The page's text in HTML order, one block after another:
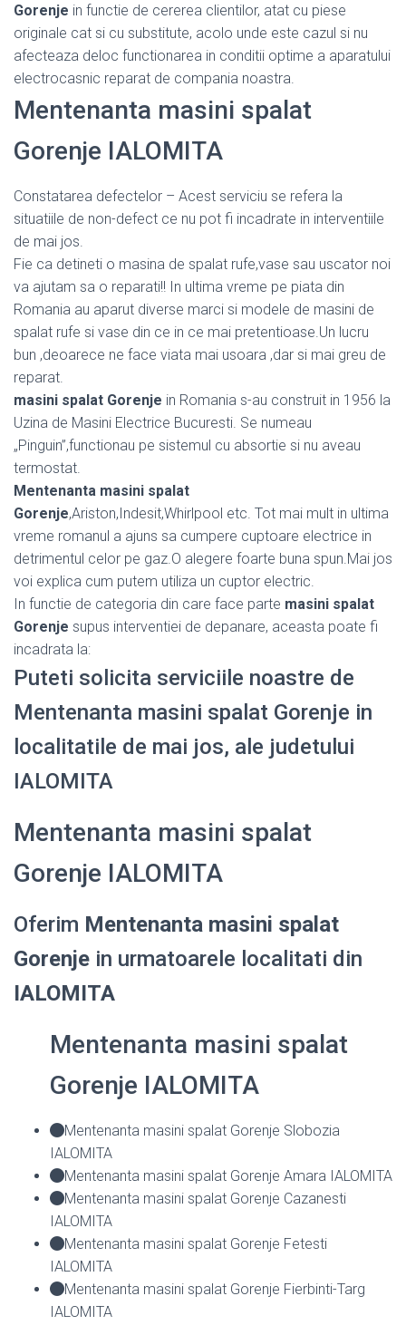
Gorenje in functie de cererea clientilor, atat cu piese
originale cat si cu substitute, acolo unde este cazul si nu
afecteaza deloc functionarea in conditii optime a aparatului
electrocasnic reparat de compania noastra.
Mentenanta masini spalat
Gorenje IALOMITA
Constatarea defectelor – Acest serviciu se refera la
situatiile de non-defect ce nu pot fi incadrate in interventiile
de mai jos.
Fie ca detineti o masina de spalat rufe,vase sau uscator noi
va ajutam sa o reparati!! In ultima vreme pe piata din
Romania au aparut diverse marci si modele de masini de
spalat rufe si vase din ce in ce mai pretentioase.Un lucru
bun ,deoarece ne face viata mai usoara ,dar si mai greu de
reparat.
masini spalat Gorenje in Romania s-au construit in 1956 la
Uzina de Masini Electrice Bucuresti. Se numeau
„Pinguin”,functionau pe sistemul cu absortie si nu aveau
termostat.
Mentenanta masini spalat
Gorenje,Ariston,Indesit,Whirlpool etc. Tot mai mult in ultima
vreme romanul a ajuns sa cumpere cuptoare electrice in
detrimentul celor pe gaz.O alegere foarte buna spun.Mai jos
voi explica cum putem utiliza un cuptor electric.
In functie de categoria din care face parte masini spalat
Gorenje supus interventiei de depanare, aceasta poate fi
incadrata la:
Puteti solicita serviciile noastre de
Mentenanta masini spalat Gorenje in
localitatile de mai jos, ale judetului
IALOMITA
Mentenanta masini spalat
Gorenje IALOMITA
Oferim Mentenanta masini spalat
Gorenje in urmatoarele localitati din
IALOMITA
Mentenanta masini spalat
Gorenje IALOMITA
Mentenanta masini spalat Gorenje Slobozia
IALOMITA
Mentenanta masini spalat Gorenje Amara IALOMITA
Mentenanta masini spalat Gorenje Cazanesti
IALOMITA
Mentenanta masini spalat Gorenje Fetesti
IALOMITA
Mentenanta masini spalat Gorenje Fierbinti-Targ
IALOMITA